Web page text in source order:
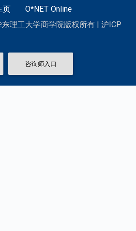
页
O*NET Online
理工大学商学院版权所有 | 沪ICP
咨询师入口